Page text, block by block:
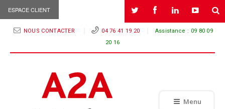
ESPACE CLIENT
NOUS CONTACTER 04 76 41 19 20 Assistance : 09 80 09
20 16
Menu